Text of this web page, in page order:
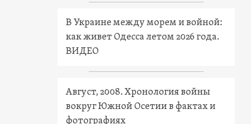
В Украине между морем и войной:
как живет Одесса летом 2026 года.
ВИДЕО
Август, 2008. Хронология войны
вокруг Южной Осетии в фактах и
фотографиях